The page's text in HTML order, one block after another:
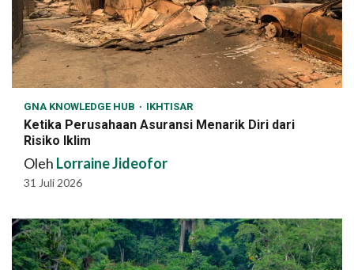
GNA KNOWLEDGE HUB IKHTISAR
Ketika Perusahaan Asuransi Menarik Diri dari
Risiko Iklim
Oleh Lorraine Jideofor
31 Juli 2026